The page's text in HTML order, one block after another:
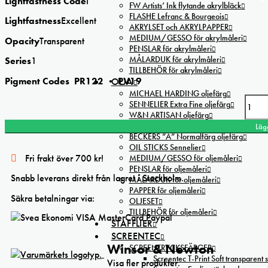
FW Artists’ Ink flytande akrylbläck
FLASHE Lefranc & Bourgeois
AKRYLSET och AKRYLPAPPER
MEDIUM/GESSO för akrylmåleri
PENSLAR för akrylmåleri
MÅLARDUK för akrylmåleri
TILLBEHÖR för akrylmåleri
OLJA
MICHAEL HARDING oljefärg
SENNELIER Extra Fine oljefärg
W&N ARTISAN oljefärg
BECKERS ”A” Normalfärg oljefärg
OIL STICKS Sennelier
MEDIUM/GESSO för oljemåleri
PENSLAR för oljemåleri
MÅLARDUK för oljemåleri
PAPPER för oljemåleri
OLJESET
TILLBEHÖR för oljemåleri
STAFFLIER
SCREENTEC
SCREENTRYCKSFÄRGER
Screentec T-Print Soft transparent
LightfastnessExcellent
OpacityTransparent
Series1
Pigment Codes PR122 • PV19
Winsor&Newton Galeria Permanent Magenta acrylic mängd
Fri frakt över 700 kr!
Snabb leverans direkt från lagret i Stockholm.
Säkra betalningar via:
Winsor & Newton
Visa fler produkter.